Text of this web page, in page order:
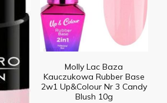
Molly Lac Baza
Kauczukowa Rubber Base
2w1 Up&Colour Nr 3 Candy
Blush 10g